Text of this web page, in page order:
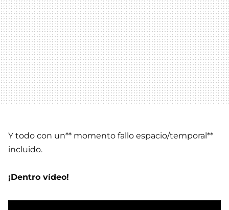
Y todo con un** momento fallo espacio/temporal**
incluido.
¡Dentro vídeo!